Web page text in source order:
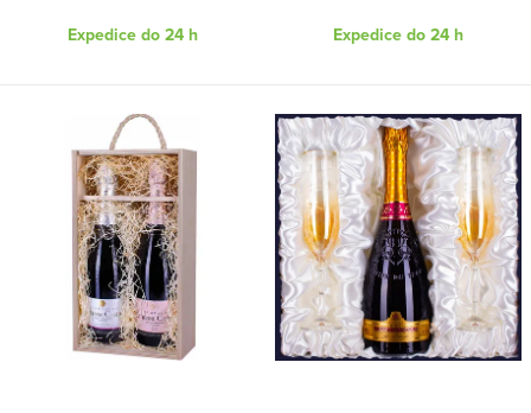
Expedice do 24 h Expedice do 24 h